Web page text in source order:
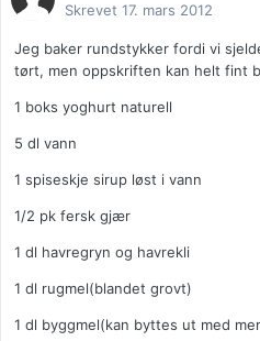
Skrevet 17. mars 2012
Jeg baker rundstykker fordi vi
tørt, men oppskriften kan helt fint
1 boks yoghurt naturell
5 dl vann
1 spiseskje sirup løst i vann
1/2 pk fersk gjær
1 dl havregryn og havrekli
1 dl rugmel(blandet grovt)
1 dl byggmel(kan byttes ut med